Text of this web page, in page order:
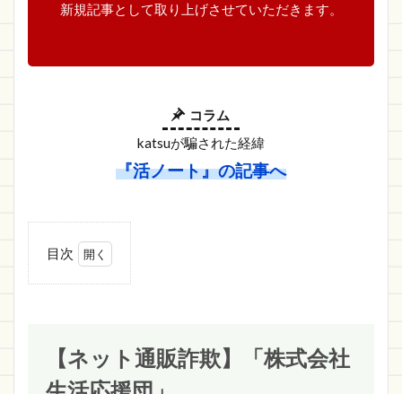
新規記事として取り上げさせていただきます。
コラム
katsuが騙された経緯
『活ノート』の記事へ
目次
【ネット通販
という通販サイト
に注意！
【ネット通販詐欺】「株式会社